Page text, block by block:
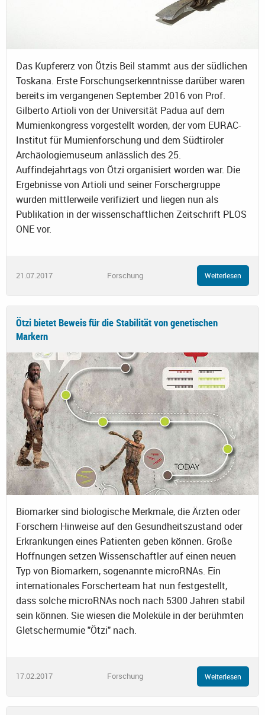
Das Kupfererz von Ötzis Beil stammt aus der südlichen
Toskana. Erste Forschungserkenntnisse darüber waren
bereits im vergangenen September 2016 von Prof.
Gilberto Artioli von der Universität Padua auf dem
Mumienkongress vorgestellt worden, der vom EURAC-
Institut für Mumienforschung und dem Südtiroler
Archäologiemuseum anlässlich des 25.
Auffindejahrtags von Ötzi organisiert worden war. Die
Ergebnisse von Artioli und seiner Forschergruppe
wurden mittlerweile verifiziert und liegen nun als
Publikation in der wissenschaftlichen Zeitschrift PLOS
ONE vor.
21.07.2017 Forschung Weiterlesen
Ötzi bietet Beweis für die Stabilität von genetischen
Markern
Biomarker sind biologische Merkmale, die Ärzten oder
Forschern Hinweise auf den Gesundheitszustand oder
Erkrankungen eines Patienten geben können. Große
Hoffnungen setzen Wissenschaftler auf einen neuen
Typ von Biomarkern, sogenannte microRNAs. Ein
internationales Forscherteam hat nun festgestellt,
dass solche microRNAs noch nach 5300 Jahren stabil
sein können. Sie wiesen die Moleküle in der berühmten
Gletschermumie "Ötzi" nach.
17.02.2017 Forschung Weiterlesen